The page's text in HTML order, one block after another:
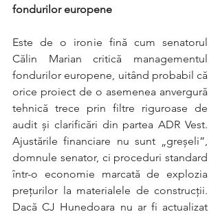
fondurilor europene
Este de o ironie fină cum senatorul
Călin Marian critică managementul
fondurilor europene, uitând probabil că
orice proiect de o asemenea anvergură
tehnică trece prin filtre riguroase de
audit și clarificări din partea ADR Vest.
Ajustările financiare nu sunt „greșeli”,
domnule senator, ci proceduri standard
într-o economie marcată de explozia
prețurilor la materialele de construcții.
Dacă CJ Hunedoara nu ar fi actualizat